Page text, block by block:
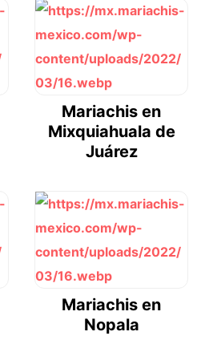
Mariachis en
Mixquiahuala de
Juárez
Mariachis en
Nopala